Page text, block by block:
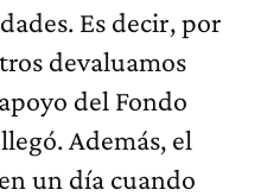
Es decir, por
devaluamos
del Fondo
Además, el
en un día cuando